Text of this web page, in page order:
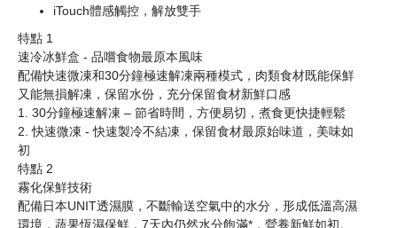
iTouch體感觸控，解放雙手
特點 1
速冷冰鮮盒 - 品嚐食物最原本風味
配備快速微凍和30分鐘極速解凍兩種模式，肉類食材既能保鮮
又能無損解凍，保留水份，充分保留食材新鮮口感
1. 30分鐘極速解凍 – 節省時間，方便易切，煮食更快捷輕鬆
2. 快速微凍 - 快速製冷不結凍，保留食材最原始味道，美味如
初
特點 2
霧化保鮮技術
配備日本UNIT透濕膜，不斷輸送空氣中的水分，形成低溫高濕
環境，蔬果恆濕保鮮，7天內仍然水分飽滿*，營養新鮮如初。